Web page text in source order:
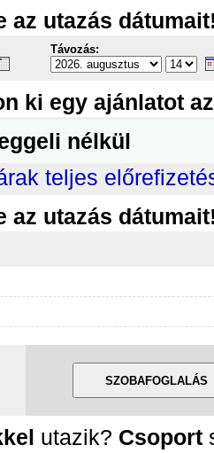
az utazás
Távozás:
ki egy ajánlatot
nélkül
teljes
az utazás
utazik? Csoport